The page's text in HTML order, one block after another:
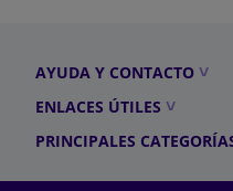
AYUDA Y CONTACTO
ENLACES ÚTILES
PRINCIPALES